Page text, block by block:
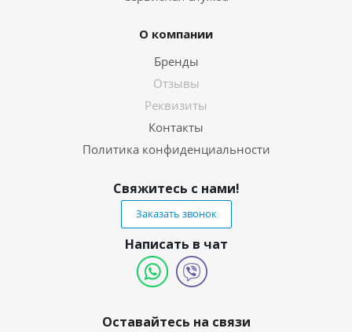
О компании
Бренды
Отзывы
Реквизиты
Контакты
Политика конфиденциальности
Свяжитесь с нами!
Заказать звонок
Написать в чат
Оставайтесь на связи